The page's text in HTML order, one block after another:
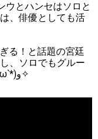
ウとハンセはソロと
、俳優としても活
る！と話題の宮廷
、ソロでもグルー
プとしても話題になっています！✧٩(ˊωˋ*)و✧